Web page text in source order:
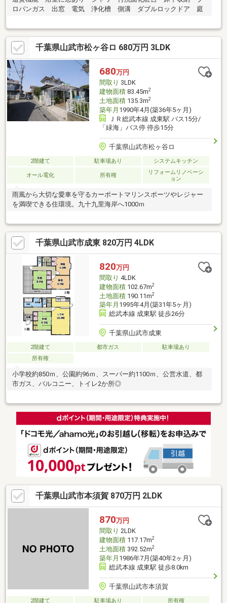
ロパンガス 出窓 電気 浄化槽 側溝 ダブルロックドア 庭
千葉県山武市松ヶ谷ロ 680万円 3LDK
680万円
間取り 3LDK
建物面積83.45m2
土地面積135.3m2
築年月 1990年4月(築36年5ヶ月)
ＪＲ総武本線 成東駅 バス15分/
「緑海」バス停 停歩15分
千葉県山武市松ヶ谷ロ
2階建て 駐車場あり システムキッチン
オール電化 所有権
リフォームリノベーシ
ョン
雨風から大切な愛車を守るカーポートマリンスポーツやレジャー
を満喫できる住環境。九十九里海岸へ1000ｍ
千葉県山武市成東 820万円 4LDK
820万円
間取り 4LDK
建物面積102.67m2
土地面積190.11m2
築年月 1995年4月(築31年5ヶ月)
総武本線 成東駅 徒歩26分
千葉県山武市成東
2階建て 都市ガス
駐車場あり
所有権
小学校約850ｍ、公園約96ｍ、スーパー約1100ｍ、公営水道、都
市ガス、バルコニー、トイレ2か所◎
千葉県山武市本須賀 870万円 2LDK
870万円
間取り 2LDK
建物面積117.17m2
土地面積392.52m2
築年月 1986年7月(築40年2ヶ月)
総武本線 成東駅 徒歩8.0km
千葉県山武市本須賀
2階建て 駐車場あり 所有権